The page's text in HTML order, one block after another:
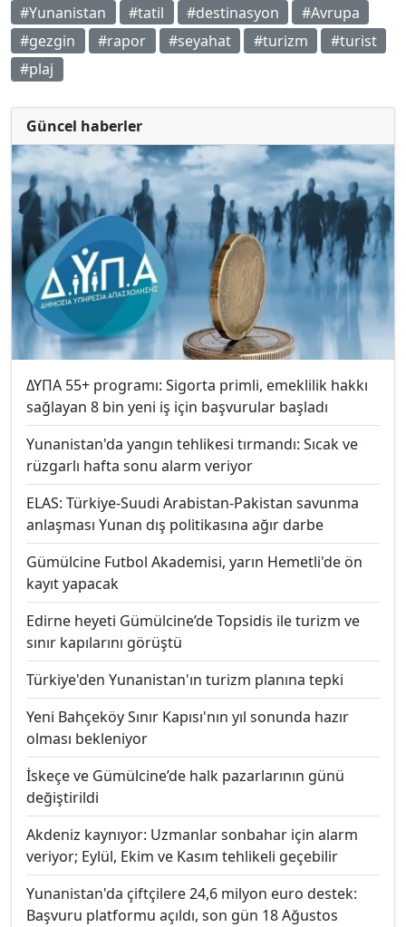
#Yunanistan #tatil #destinasyon
#Avrupa
#gezgin
#rapor #seyahat #turizm
#turist
#plaj
Güncel haberler
ΔΥΠΑ 55+ programı: Sigorta primli, emeklilik hakkı
sağlayan 8 bin yeni iş için başvurular başladı
Yunanistan'da yangın tehlikesi tırmandı: Sıcak ve
rüzgarlı hafta sonu alarm veriyor
ELAS: Türkiye-Suudi Arabistan-Pakistan savunma
anlaşması Yunan dış politikasına ağır darbe
Gümülcine Futbol Akademisi, yarın Hemetli'de ön
kayıt yapacak
Edirne heyeti Gümülcine’de Topsidis ile turizm ve
sınır kapılarını görüştü
Türkiye'den Yunanistan'ın turizm planına tepki
Yeni Bahçeköy Sınır Kapısı'nın yıl sonunda hazır
olması bekleniyor
İskeçe ve Gümülcine’de halk pazarlarının günü
değiştirildi
Akdeniz kaynıyor: Uzmanlar sonbahar için alarm
veriyor; Eylül, Ekim ve Kasım tehlikeli geçebilir
Yunanistan'da çiftçilere 24,6 milyon euro destek:
Başvuru platformu açıldı, son gün 18 Ağustos